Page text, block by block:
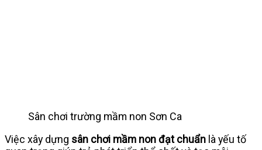
Sân chơi trường mầm non Sơn Ca
Việc xây dựng sân chơi mầm non đạt chuẩn là yếu tố